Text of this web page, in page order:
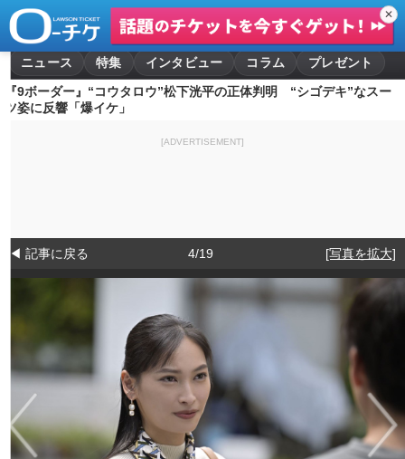
✕
ニュース 特集 インタビュー コラム
プレゼント
『9ボーダー』“コウタロウ”松下洸平の正体判明 “シゴデキ”なスー
ツ姿に反響「爆イケ」
[ADVERTISEMENT]
◀ 記事に戻る 4/19 [写真を拡大]